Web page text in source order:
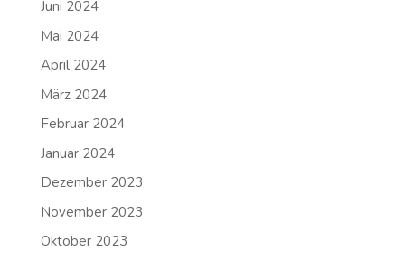
Juni 2024
Mai 2024
April 2024
März 2024
Februar 2024
Januar 2024
Dezember 2023
November 2023
Oktober 2023